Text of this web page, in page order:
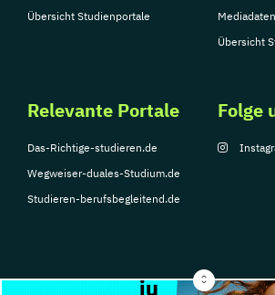
Übersicht Studienportale
Mediadaten
Übersicht
Relevante Portale
Das-Richtige-studieren.de
Wegweiser-duales-Studium.de
Studieren-berufsbegleitend.de
Folge